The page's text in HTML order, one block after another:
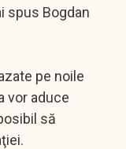
spus Bogdan
pe noile
vor aduce
să